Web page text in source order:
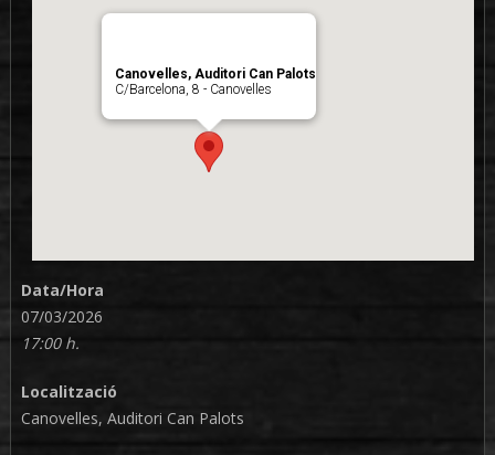
Canovelles, Auditori Can Palots
C/Barcelona, 8 - Canovelles
Data/Hora
07/03/2026
17:00 h.
Localització
Canovelles, Auditori Can Palots